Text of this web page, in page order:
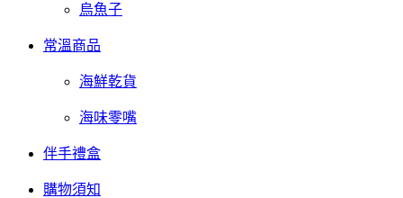
烏魚子
常溫商品
海鮮乾貨
海味零嘴
伴手禮盒
購物須知